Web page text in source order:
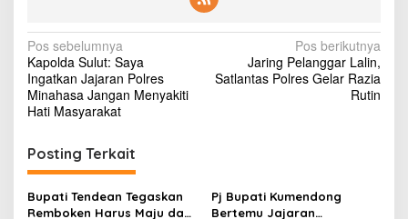
N
a
v
i
g
a
s
Pos sebelumnya
Kapolda Sulut: Saya
Ingatkan Jajaran Polres
Minahasa Jangan Menyakiti
Hati Masyarakat
Pos berikutnya
Jaring Pelanggar Lalin,
Satlantas Polres Gelar Razia
Rutin
Posting Terkait
Bupati Tendean Tegaskan
Remboken Harus Maju dan
Pj Bupati Kumendong
Bertemu Jajaran